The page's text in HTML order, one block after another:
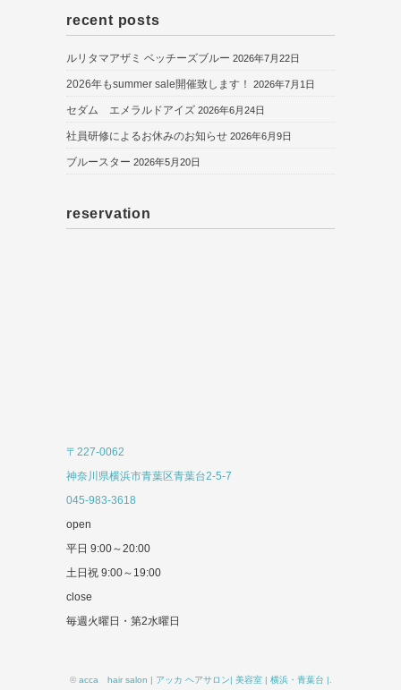
recent posts
ルリタマアザミ ベッチーズブルー 2026年7月22日
2026年もsummer sale開催致します！ 2026年7月1日
セダム エメラルドアイズ 2026年6月24日
社員研修によるお休みのお知らせ 2026年6月9日
ブルースター 2026年5月20日
reservation
〒227-0062
神奈川県横浜市青葉区青葉台2-5-7
045-983-3618
open
平日 9:00～20:00
土日祝 9:00～19:00
close
毎週火曜日・第2水曜日
© acca hair salon | アッカ ヘアサロン| 美容室 | 横浜・青葉台 |